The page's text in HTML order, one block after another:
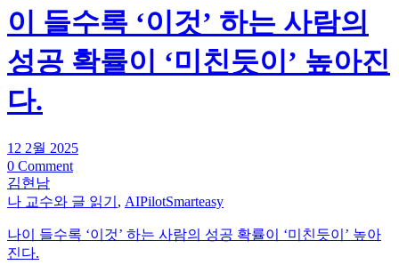
이 들수록 ‘이것’ 하는 사람의
성공 확률이 ‘미친듯이’ 높아진
다.
12 2월 2025
0 Comment
김현남
나 교수와 글 읽기 , AIPilotSmarteasy
나이 들수록 ‘이것’ 하는 사람의 성공 확률이 ‘미친듯이’ 높아
진다.